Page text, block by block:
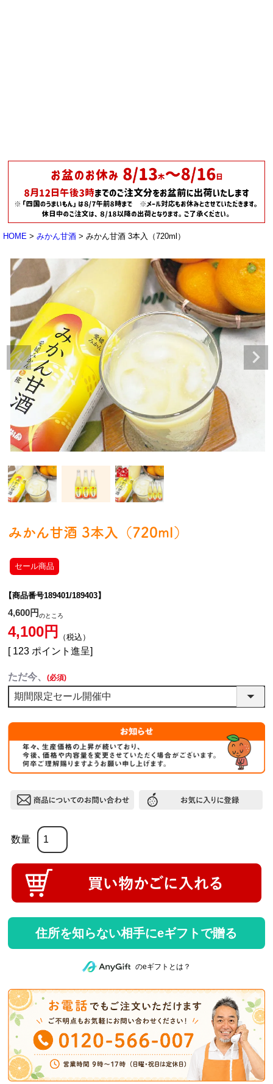
HOME みかん甘酒 みかん甘酒 3本入（720ml）
みかん甘酒 3本入（720ml）
セール商品
【商品番号189401/189403】
4,600 のところ
4,100 税込
[ 123 ポイント進呈]
ただ今、(必須)
住所を知らない相手にeギフトで贈る
のeギフトとは？